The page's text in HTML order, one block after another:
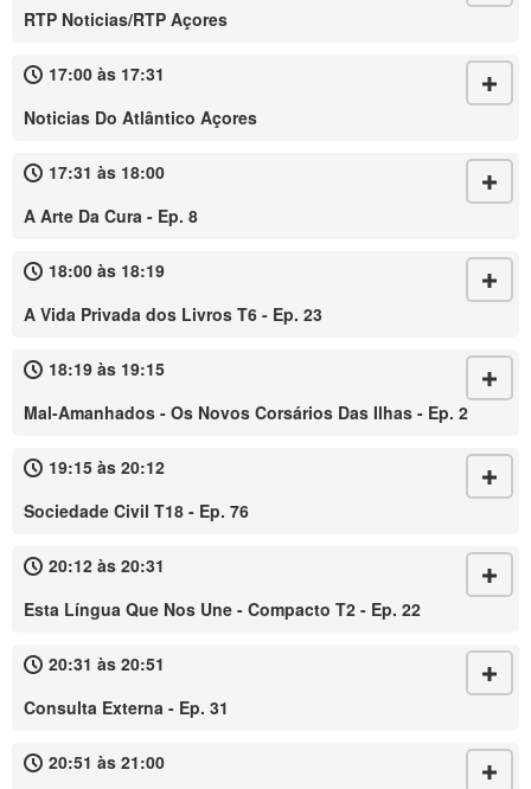
RTP Noticias/RTP Açores
17:00 às 17:31
Noticias Do Atlântico Açores
17:31 às 18:00
A Arte Da Cura - Ep. 8
18:00 às 18:19
A Vida Privada dos Livros T6 - Ep. 23
18:19 às 19:15
Mal-Amanhados - Os Novos Corsários Das Ilhas - Ep. 2
19:15 às 20:12
Sociedade Civil T18 - Ep. 76
20:12 às 20:31
Esta Língua Que Nos Une - Compacto T2 - Ep. 22
20:31 às 20:51
Consulta Externa - Ep. 31
20:51 às 21:00